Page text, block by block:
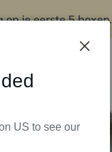
op je eerste 5 boxen.
US to see our